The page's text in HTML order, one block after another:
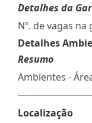
Detalhes da
Nº. de vagas na
Detalhes
Resumo
Ambientes -
Localização